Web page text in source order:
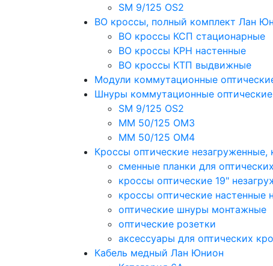
SM 9/125 OS2
ВО кроссы, полный комплект Лан
ВО кроссы КСП стационарные
ВО кроссы КРН настенные
ВО кроссы КТП выдвижные
Модули коммутационные
Шнуры коммутационные
SM 9/125 OS2
MM 50/125 OM3
MM 50/125 OM4
Кроссы оптические
сменные планки для
кроссы оптические 19"
кроссы оптические настенные
оптические шнуры монтажные
оптические розетки
аксессуары для оптических
Кабель медный Лан Юнион